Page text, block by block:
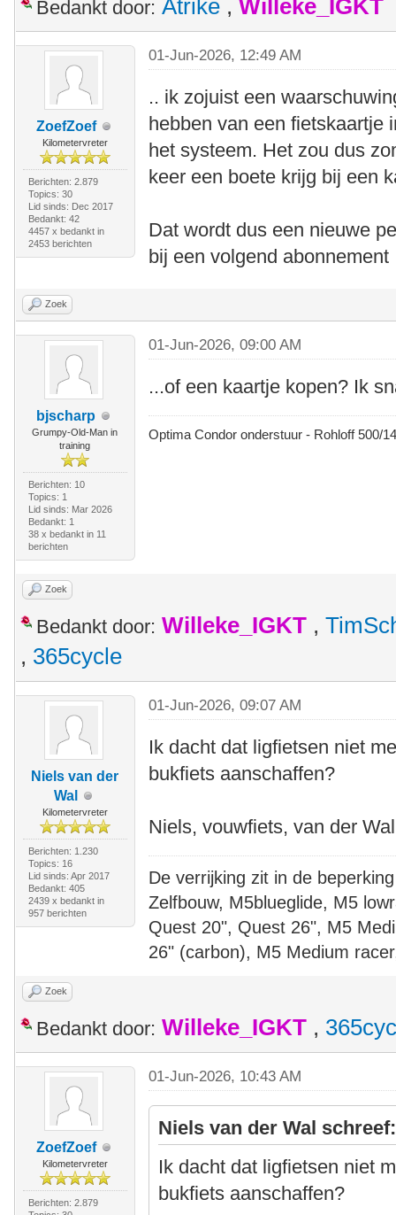
Bedankt door: Atrike , Willeke_IGKT
ZoefZoef
Kilometervreter
Berichten: 2.879
Topics: 30
Lid sinds: Dec 2017
Bedankt: 42
4457 x bedankt in
2453 berichten
01-Jun-2026, 12:49 AM
.. ik zojuist een
hebben van een fietskaartje
het systeem. Het zou dus
keer een boete krijg bij een
Dat wordt dus een nieuwe
bij een volgend abonnement
Zoek
bjscharp
Grumpy-Old-Man in
training
Berichten: 10
Topics: 1
Lid sinds: Mar 2026
Bedankt: 1
38 x bedankt in 11
berichten
01-Jun-2026, 09:00 AM
...of een kaartje kopen? Ik
Optima Condor onderstuur - Rohloff 500/
Zoek
Bedankt door: Willeke_IGKT ,
, 365cycle
Niels van der
Wal
Kilometervreter
Berichten: 1.230
Topics: 16
Lid sinds: Apr 2017
Bedankt: 405
2439 x bedankt in
957 berichten
01-Jun-2026, 09:07 AM
Ik dacht dat ligfietsen niet
bukfiets aanschaffen?
Niels, vouwfiets, van der Wal
De verrijking zit in de beperking
Zelfbouw, M5blueglide, M5
Quest 20", Quest 26", M5
26" (carbon), M5 Medium
Zoek
Bedankt door: Willeke_IGKT ,
ZoefZoef
Kilometervreter
Berichten: 2.879
01-Jun-2026, 10:43 AM
Niels van der Wal schreef:
Ik dacht dat ligfietsen niet
bukfiets aanschaffen?